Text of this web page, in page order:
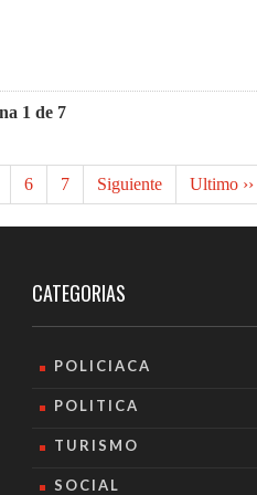
1 de 7
6 7 Siguiente Ultimo ››
CATEGORIAS
POLICIACA
POLITICA
TURISMO
SOCIAL